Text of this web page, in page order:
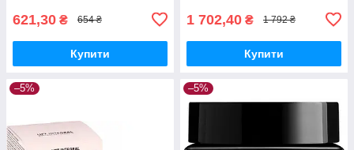
621,30 ₴ 654 ₴
Купити
1 702,40 ₴ 1 792 ₴
Купити
–5% –5%